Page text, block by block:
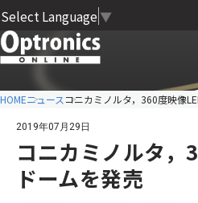
Select Language ▼
HOMEニュースコニカミノルタ，360度映像
2019年07月29日
コニカミノルタ，
ドームを発売